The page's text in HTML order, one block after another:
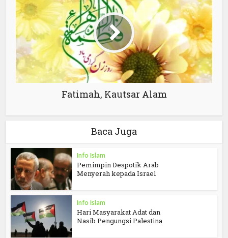
Fatimah, Kautsar Alam
Baca Juga
Info Islam
Pemimpin Despotik Arab
Menyerah kepada Israel
Info Islam
Hari Masyarakat Adat dan
Nasib Pengungsi Palestina